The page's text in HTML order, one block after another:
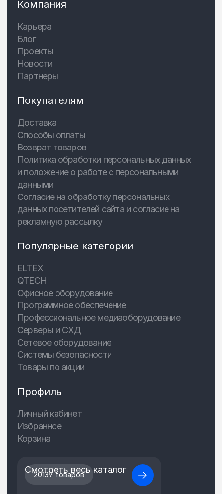
Компания
Карьера
Блог
Проекты
Новости
Партнеры
Покупателям
Доставка
Способы оплаты
Возврат товаров
Политика обработки персональных данных
и положение о работе с персональными
данными
Согласие на обработку персональных
данных посетителей сайта и согласие на
рекламную рассылку
Популярные категории
ELTEX
QTECH
Офисное оборудование
Программное обеспечение
Профессиональное медиаоборудование
Серверы и СХД
Сетевое оборудование
Системы безопасности
Товары по акции
Профиль
Личный кабинет
Избранное
Корзина
20137 товаров
Смотреть весь каталог